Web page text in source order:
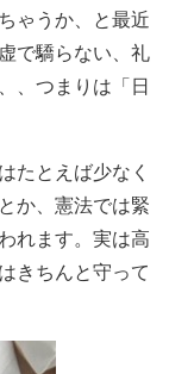
ゃうか、と最近
で驕らない、礼
、つまりは「日
たとえば少なく
とか、憲法では緊
れます。実は高
きちんと守って